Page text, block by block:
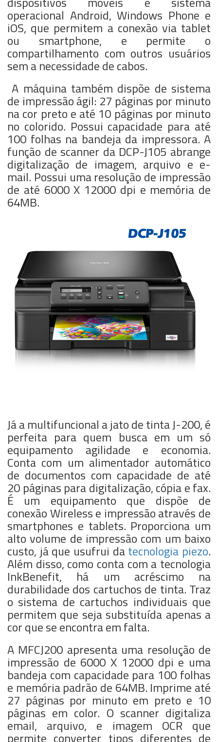
operacional Android, Windows Phone e
iOS, que permitem a conexão via tablet
ou smartphone, e permite o
compartilhamento com outros usuários
sem a necessidade de cabos.
A máquina também dispõe de sistema
de impressão ágil: 27 páginas por minuto
na cor preto e até 10 páginas por minuto
no colorido. Possui capacidade para até
100 folhas na bandeja da impressora. A
função de scanner da DCP-J105 abrange
digitalização de imagem, arquivo e e-
mail. Possui uma resolução de impressão
de até 6000 X 12000 dpi e memória de
64MB.
Já a multifuncional a jato de tinta J-200, é
perfeita para quem busca em um só
equipamento agilidade e economia.
Conta com um alimentador automático
de documentos com capacidade de até
20 páginas para digitalização, cópia e fax.
É um equipamento que dispõe de
conexão Wireless e impressão através de
smartphones e tablets. Proporciona um
alto volume de impressão com um baixo
custo, já que usufrui datecnologia piezo.
Além disso, como conta com a tecnologia
InkBenefit, há um acréscimo na
durabilidade dos cartuchos de tinta. Traz
o sistema de cartuchos individuais que
permitem que seja substituída apenas a
cor que se encontra em falta.
A MFCJ200 apresenta uma resolução de
impressão de 6000 X 12000 dpi e uma
bandeja com capacidade para 100 folhas
e memória padrão de 64MB. Imprime até
27 páginas por minuto em preto e 10
páginas em color. O scanner digitaliza
email, arquivo, e imagem OCR que
permite converter tipos diferentes de